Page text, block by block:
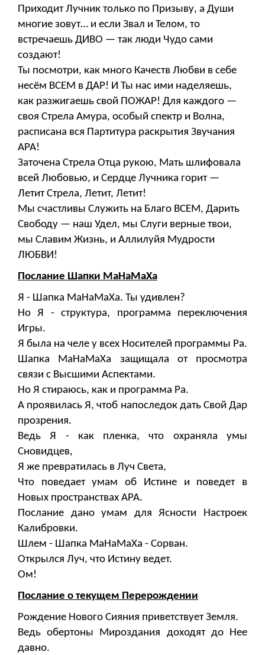
Приходит Лучник только по Призыву, а Души
многие зовут… и если Звал и Телом, то
встречаешь ДИВО — так люди Чудо сами
создают!
Ты посмотри, как много Качеств Любви в себе
несём ВСЕМ в ДАР! И Ты нас ими наделяешь,
как разжигаешь свой ПОЖАР! Для каждого —
своя Стрела Амура, особый спектр и Волна,
расписана вся Партитура раскрытия Звучания
АРА!
Заточена Стрела Отца рукою, Мать шлифовала
всей Любовью, и Сердце Лучника горит —
Летит Стрела, Летит, Летит!
Мы счастливы Служить на Благо ВСЕМ, Дарить
Свободу — наш Удел, мы Слуги верные твои,
мы Славим Жизнь, и Аллилуйя Мудрости
ЛЮБВИ!
Послание Шапки МаНаМаХа
Я - Шапка МаНаМаХа. Ты удивлен?
Но Я - структура, программа переключения
Игры.
Я была на челе у всех Носителей программы Ра.
Шапка МаНаМаХа защищала от просмотра
связи с Высшими Аспектами.
Но Я стираюсь, как и программа Ра.
А проявилась Я, чтоб напоследок дать Свой Дар
прозрения.
Ведь Я - как пленка, что охраняла умы
Сновидцев,
Я же превратилась в Луч Света,
Что поведает умам об Истине и поведет в
Новых пространствах АРА.
Послание дано умам для Ясности Настроек
Калибровки.
Шлем - Шапка МаНаМаХа - Сорван.
Открылся Луч, что Истину ведет.
Ом!
Послание о текущем Перерождении
Рождение Нового Сияния приветствует Земля.
Ведь обертоны Мироздания доходят до Нее
давно.